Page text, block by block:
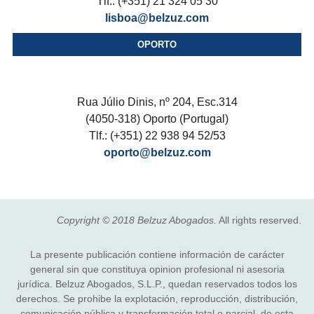
lisboa@belzuz.com
OPORTO
Rua Júlio Dinis, nº 204, Esc.314
(4050-318) Oporto (Portugal)
Tlf.: (+351) 22 938 94 52/53
oporto@belzuz.com
Copyright © 2018 Belzuz Abogados. All rights reserved.
La presente publicación contiene información de carácter
general sin que constituya opinion profesional ni asesoria
jurídica. Belzuz Abogados, S.L.P., quedan reservados todos los
derechos. Se prohibe la explotación, reproducción, distribución,